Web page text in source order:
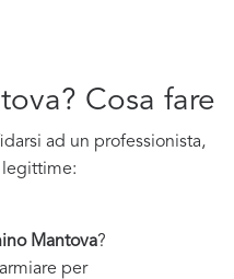
Cosa fare
ad un professionista,
Mantova?
per